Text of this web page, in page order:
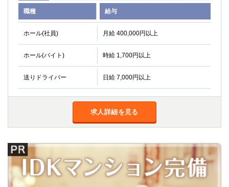
職種 給与
ホール(社員) 月給 400,000円以上
ホール(バイト) 時給 1,700円以上
送りドライバー 日給 7,000円以上
求人詳細を見る